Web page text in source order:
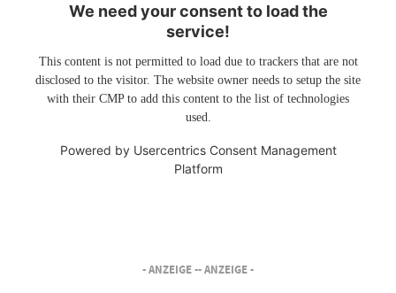
We need your consent to load the
service!
This content is not permitted to load due to trackers that are not
disclosed to the visitor. The website owner needs to setup the site
with their CMP to add this content to the list of technologies
used.
Powered by Usercentrics Consent Management
Platform
- ANZEIGE -- ANZEIGE -